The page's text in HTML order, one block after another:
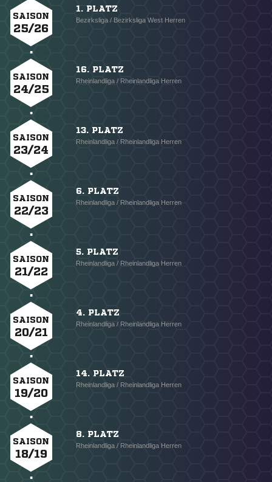
SAISON
25/26
1. PLATZ
Bezirksliga / Bezirksliga West Herren
SAISON
24/25
16. PLATZ
Rheinlandliga / Rheinlandliga Herren
SAISON
23/24
13. PLATZ
Rheinlandliga / Rheinlandliga Herren
SAISON
22/23
6. PLATZ
Rheinlandliga / Rheinlandliga Herren
SAISON
21/22
5. PLATZ
Rheinlandliga / Rheinlandliga Herren
SAISON
20/21
4. PLATZ
Rheinlandliga / Rheinlandliga Herren
SAISON
19/20
14. PLATZ
Rheinlandliga / Rheinlandliga Herren
SAISON
18/19
8. PLATZ
Rheinlandliga / Rheinlandliga Herren